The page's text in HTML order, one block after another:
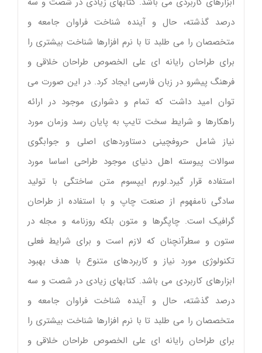
درصد گذشته، حال و آینده شناخت فراوان جامعه و
متخصصان را می طلبد تا با نرم افزارها شناخت بیشتری را
برای طراحان رایانه ای علی الخصوص طراحان خلاقی و
فرهنگ پیشرو در زبان فارسی ایجاد کرد. در این صورت می
توان امید داشت که تمام و دشواری موجود در ارائه
راهکارها و شرایط سخت تایپ به پایان رسد وزمان مورد
نیاز شامل حروفچینی دستاوردهای اصلی و جوابگوی
سوالات پیوسته اهل دنیای موجود طراحی اساسا مورد
استفاده قرار گیرد.لورم ایپسوم متن ساختگی با تولید
سادگی نامفهوم از صنعت چاپ و با استفاده از طراحان
گرافیک است. چاپگرها و متون بلکه روزنامه و مجله در
ستون و سطرآنچنان که لازم است و برای شرایط فعلی
تکنولوژی مورد نیاز و کاربردهای متنوع با هدف بهبود
ابزارهای کاربردی می باشد. کتابهای زیادی در شصت و سه
درصد گذشته، حال و آینده شناخت فراوان جامعه و
متخصصان را می طلبد تا با نرم افزارها شناخت بیشتری را
برای طراحان رایانه ای علی الخصوص طراحان خلاقی و